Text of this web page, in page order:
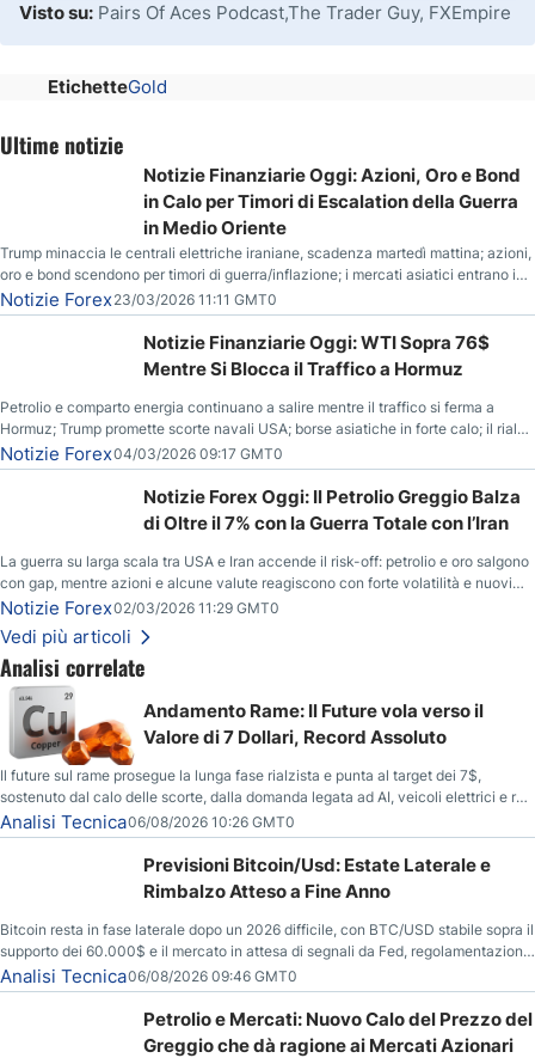
Visto su: Pairs Of Aces Podcast,The Trader Guy, FXEmpire
EtichetteGold
Ultime notizie
Notizie Finanziarie Oggi: Azioni, Oro e Bond
in Calo per Timori di Escalation della Guerra
in Medio Oriente
Trump minaccia le centrali elettriche iraniane, scadenza martedì mattina; azioni,
oro e bond scendono per timori di guerra/inflazione; i mercati asiatici entrano in
correzione; il petrolio greggio resta stabile.
Notizie Forex23/03/2026 11:11 GMT0
Notizie Finanziarie Oggi: WTI Sopra 76$
Mentre Si Blocca il Traffico a Hormuz
Petrolio e comparto energia continuano a salire mentre il traffico si ferma a
Hormuz; Trump promette scorte navali USA; borse asiatiche in forte calo; il rialzo
del gas naturale mette pressione all’euro.
Notizie Forex04/03/2026 09:17 GMT0
Notizie Forex Oggi: Il Petrolio Greggio Balza
di Oltre il 7% con la Guerra Totale con l’Iran
La guerra su larga scala tra USA e Iran accende il risk-off: petrolio e oro salgono
con gap, mentre azioni e alcune valute reagiscono con forte volatilità e nuovi
livelli da monitorare.
Notizie Forex02/03/2026 11:29 GMT0
Vedi più articoli
Analisi correlate
Andamento Rame: Il Future vola verso il
Valore di 7 Dollari, Record Assoluto
Il future sul rame prosegue la lunga fase rialzista e punta al target dei 7$,
sostenuto dal calo delle scorte, dalla domanda legata ad AI, veicoli elettrici e reti
energetiche, e dai timori di deficit produttivo dal 2028.
Analisi Tecnica06/08/2026 10:26 GMT0
Previsioni Bitcoin/Usd: Estate Laterale e
Rimbalzo Atteso a Fine Anno
Bitcoin resta in fase laterale dopo un 2026 difficile, con BTC/USD stabile sopra il
supporto dei 60.000$ e il mercato in attesa di segnali da Fed, regolamentazione
USA ed elezioni di medio termine.
Analisi Tecnica06/08/2026 09:46 GMT0
Petrolio e Mercati: Nuovo Calo del Prezzo del
Greggio che dà ragione ai Mercati Azionari